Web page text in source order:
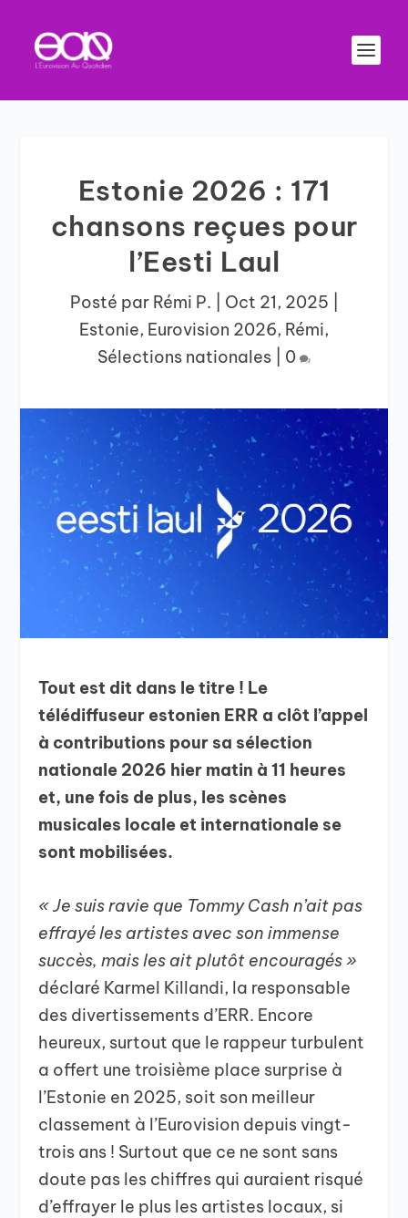
Estonie 2026 : 171
chansons reçues pour
l’Eesti Laul
Posté par Rémi P. Oct 21, 2025
Estonie, Eurovision 2026, Rémi,
Sélections nationales
0
Tout est dit dans le titre ! Le
télédiffuseur estonien ERR a clôt l’appel
à contributions pour sa sélection
nationale 2026 hier matin à 11 heures
et, une fois de plus, les scènes
musicales locale et internationale se
sont mobilisées.
« Je suis ravie que Tommy Cash n’ait pas
effrayé les artistes avec son immense
succès, mais les ait plutôt encouragés »
déclaré Karmel Killandi, la responsable
des divertissements d’ERR. Encore
heureux, surtout que le rappeur turbulent
a offert une troisième place surprise à
l’Estonie en 2025, soit son meilleur
classement à l’Eurovision depuis vingt-
trois ans ! Surtout que ce ne sont sans
doute pas les chiffres qui auraient risqué
d’effrayer le plus les artistes locaux, si